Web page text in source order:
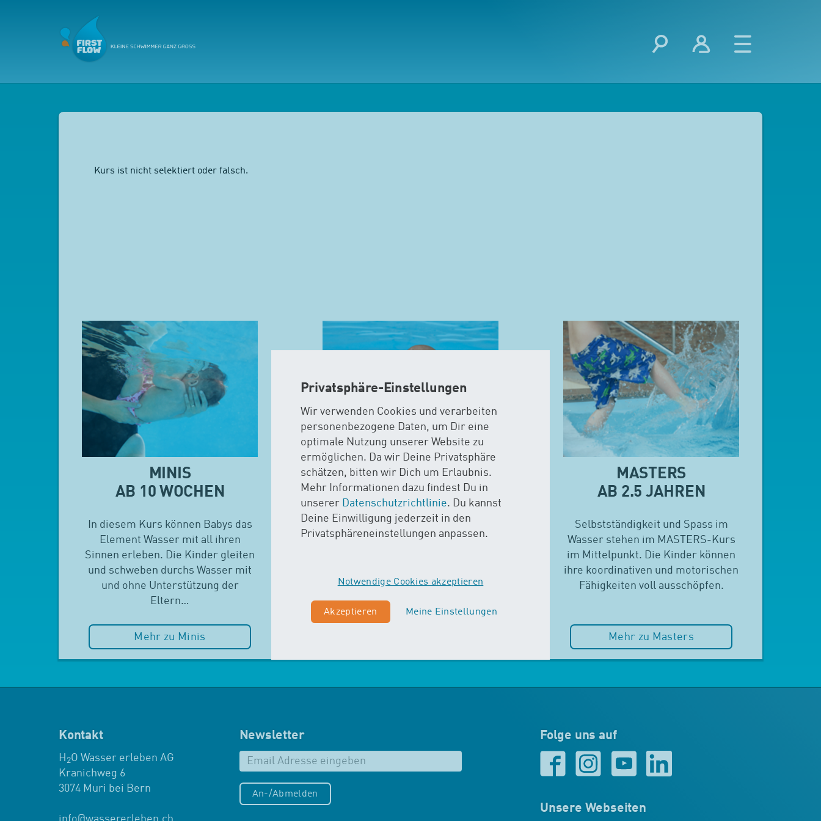
Privatsphäre-Einstellungen
Wir verwenden Cookies und verarbeiten
personenbezogene Daten, um Dir eine
optimale Nutzung unserer Website zu
ermöglichen. Da wir Deine Privatsphäre
schätzen, bitten wir Dich um Erlaubnis.
Mehr Informationen dazu findest Du in
unserer Datenschutzrichtlinie. Du kannst
Deine Einwilligung jederzeit in den
Privatsphäreneinstellungen anpassen.
Notwendige Cookies akzeptieren
Akzeptieren Meine Einstellungen
Kurs ist nicht selektiert oder falsch.
MINIS
AB 10 WOCHEN
In diesem Kurs können Babys das
Element Wasser mit all ihren
Sinnen erleben. Die Kinder gleiten
und schweben durchs Wasser mit
und ohne Unterstützung der
Eltern…
Mehr zu Minis
MAXIS
AB 15 MONATEN
Im MAXIS-Kurs stehen Sicherheit
und Spass im Wasser im
unterschiedlichen
Schwimmtechniken…
MASTERS
AB 2.5 JAHREN
Selbstständigkeit und Spass im
Wasser stehen im MASTERS-Kurs
im Mittelpunkt. Die Kinder können
ihre koordinativen und motorischen
Fähigkeiten voll ausschöpfen.
Mehr zu Masters
Kontakt
H 2O Wasser erleben AG
Kranichweg 6
3074 Muri bei Bern
Newsletter
An-/Abmelden
Folge uns auf
Unsere Webseiten